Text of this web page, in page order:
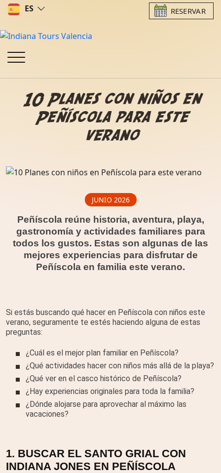
ES RESERVAR
10 Planes con niños en
Peñíscola para este
verano
JUNIO 2026
Peñíscola reúne historia, aventura, playa,
gastronomía y actividades familiares para
todos los gustos. Estas son algunas de las
mejores experiencias para disfrutar de
Peñíscola en familia este verano.
Si estás buscando qué hacer en Peñíscola con niños este
verano, seguramente te estés haciendo alguna de estas
preguntas:
¿Cuál es el mejor plan familiar en Peñíscola?
¿Qué actividades hacer con niños más allá de la playa?
¿Qué ver en el casco histórico de Peñíscola?
¿Hay experiencias originales para toda la familia?
¿Dónde alojarse para aprovechar al máximo las
vacaciones?
1. BUSCAR EL SANTO GRIAL CON
INDIANA JONES EN PEÑÍSCOLA